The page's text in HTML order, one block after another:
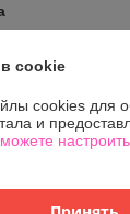
cookies
cookie
cookies для
и